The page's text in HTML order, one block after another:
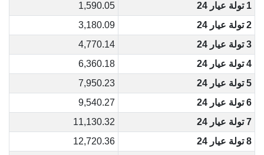
1 تولة عيار 24
1,590.05
2 تولة عيار 24
3,180.09
3 تولة عيار 24
4,770.14
4 تولة عيار 24
6,360.18
5 تولة عيار 24
7,950.23
6 تولة عيار 24
9,540.27
7 تولة عيار 24
11,130.32
8 تولة عيار 24
12,720.36